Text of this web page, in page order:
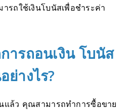
รถใช้เงินโบนัสเพื่อชำระค่า
ารถอนเงิน โบนัส
ย่างไร?
แล้ว คุณสามารถทำการซื้อขาย